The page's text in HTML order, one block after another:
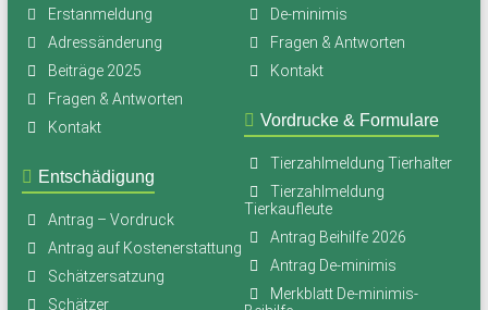
Erstanmeldung
Adressänderung
Beiträge 2025
Fragen & Antworten
Kontakt
Entschädigung
Antrag – Vordruck
Antrag auf Kostenerstattung
Schätzersatzung
Schätzer
De-minimis
Fragen & Antworten
Kontakt
Vordrucke & Formulare
Tierzahlmeldung Tierhalter
Tierzahlmeldung
Tierkaufleute
Antrag Beihilfe 2026
Antrag De-minimis
Merkblatt De-minimis-